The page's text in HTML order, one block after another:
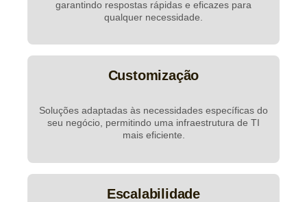
garantindo respostas rápidas e eficazes para
qualquer necessidade.
Customização
Soluções adaptadas às necessidades específicas do
seu negócio, permitindo uma infraestrutura de TI
mais eficiente.
Escalabilidade